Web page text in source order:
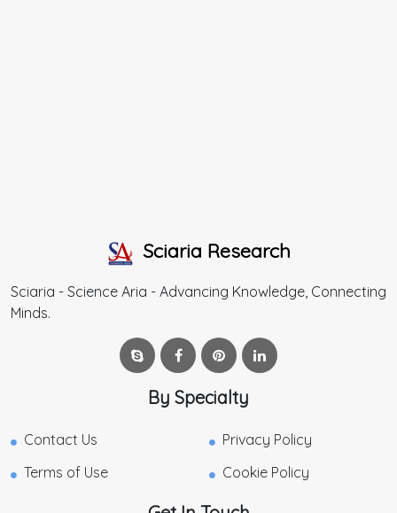
Sciaria Research
Sciaria - Science Aria - Advancing Knowledge, Connecting
Minds.
By Specialty
Contact Us
Privacy Policy
Terms of Use
Cookie Policy